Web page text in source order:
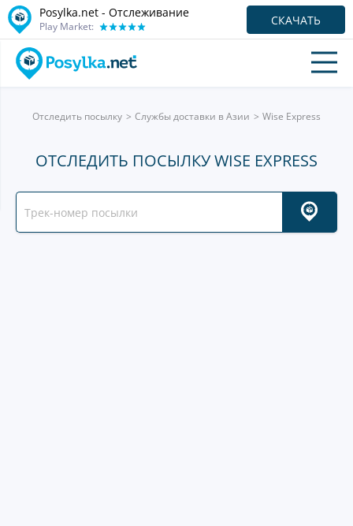
Posylka.net - Отслеживание
Play Market: СКАЧАТЬ
Отследить посылку Службы доставки в Азии Wise Express
ОТСЛЕДИТЬ ПОСЫЛКУ WISE EXPRESS